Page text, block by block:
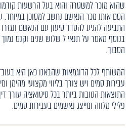
שהוא מוכר למשטרה והוא בעל הרשעות
הסם אותו מכר הנאשם נחשב למסוכן
התביעה להגיע להסדר טיעון עם הנאשם
בנוסף מאסר על תנאי ל שלוש שנים וקנס
הסבוך.
המשותף לכל הדוגמאות שהבאנו כאן היא
עבירות סמים ויש צורך בליווי מקצועי מהימן
התוצאות הטובות ביותר בכל סיטואציה עורך
פלילי מלווה ומייצג נאשמים בעבירות סמים.